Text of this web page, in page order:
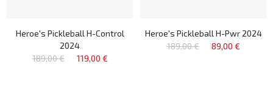
Heroe's Pickleball H-Control
2024
189,00 €
119,00 €
Heroe's Pickleball H-Pwr 2024
189,00 €
89,00 €